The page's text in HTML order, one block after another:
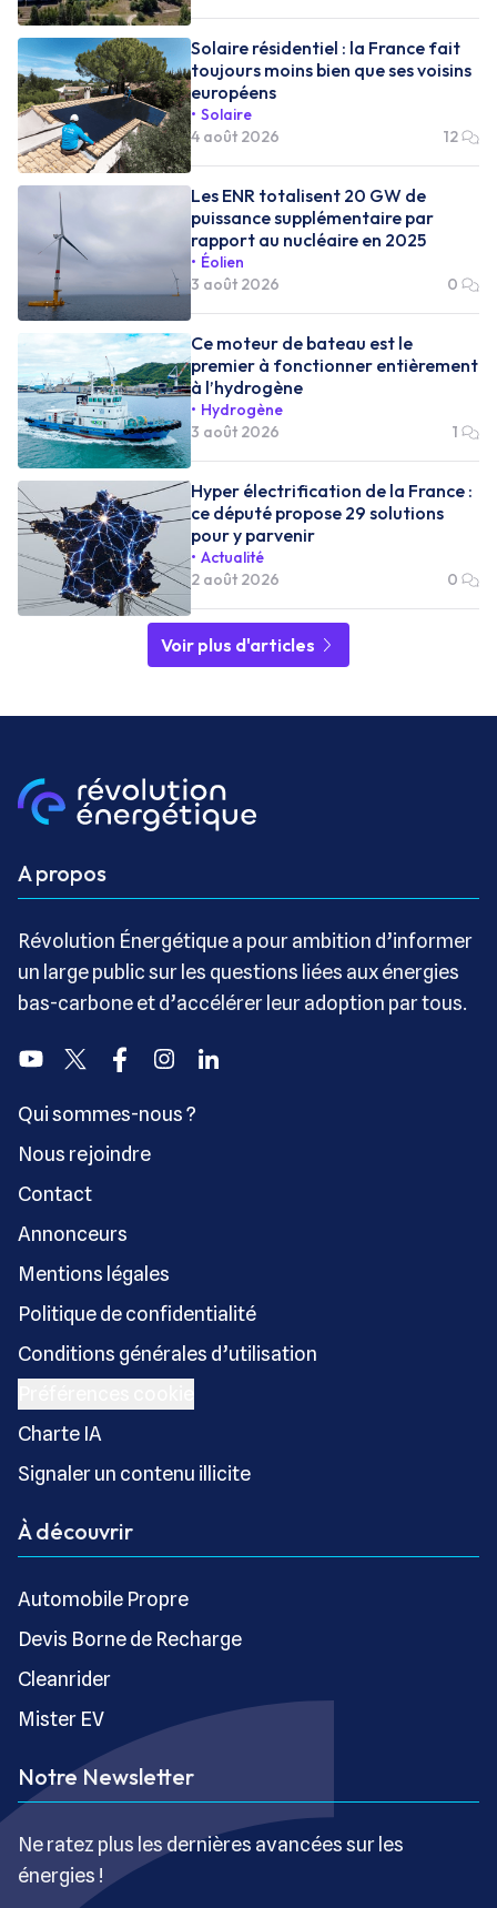
Solaire résidentiel : la France fait
toujours moins bien que ses voisins
européens
Solaire
4 août 2026
12
Les ENR totalisent 20 GW de
puissance supplémentaire par
rapport au nucléaire en 2025
Éolien
3 août 2026
0
Ce moteur de bateau est le
premier à fonctionner entièrement
à l’hydrogène
Hydrogène
3 août 2026
1
Hyper électrification de la France :
ce député propose 29 solutions
pour y parvenir
Actualité
2 août 2026
0
Voir plus d'articles
A propos
Révolution Énergétique a pour ambition d’informer
un large public sur les questions liées aux énergies
bas-carbone et d’accélérer leur adoption par tous.
YoutubeTwitter FacebookInstagramLinkedin
Qui sommes-nous ?
Nous rejoindre
Contact
Annonceurs
Mentions légales
Politique de confidentialité
Conditions générales d’utilisation
Charte IA
Signaler un contenu illicite
À découvrir
Automobile Propre
Devis Borne de Recharge
Cleanrider
Mister EV
Notre Newsletter
Ne ratez plus les dernières avancées sur les
énergies !